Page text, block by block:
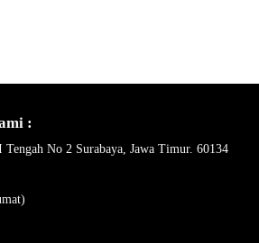
:
Tengah No 2 Surabaya, Jawa Timur. 60134